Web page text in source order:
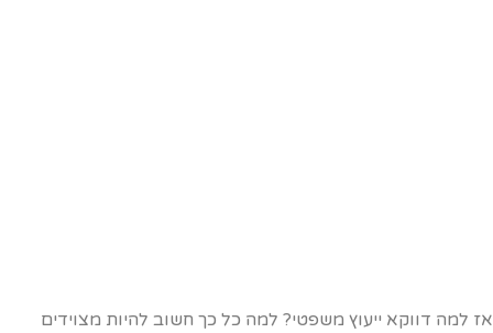
למה דווקא ייעוץ משפטי? למה כל כך חשוב להיות מצוידים